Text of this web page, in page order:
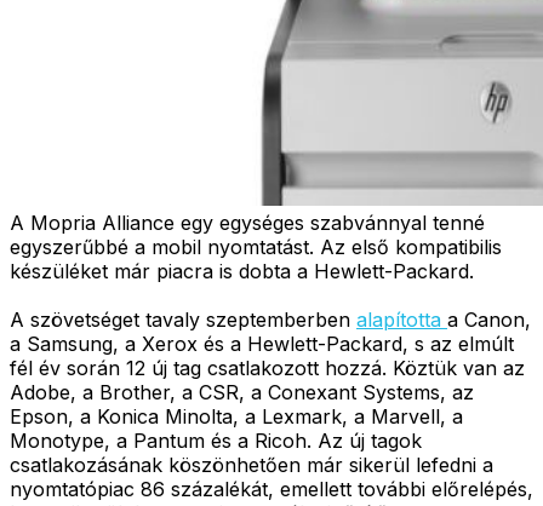
A Mopria Alliance egy egységes szabvánnyal tenné
egyszerűbbé a mobil nyomtatást. Az első kompatibilis
készüléket már piacra is dobta a Hewlett-Packard.
A szövetséget tavaly szeptemberben alapította a Canon,
a Samsung, a Xerox és a Hewlett-Packard, s az elmúlt
fél év során 12 új tag csatlakozott hozzá. Köztük van az
Adobe, a Brother, a CSR, a Conexant Systems, az
Epson, a Konica Minolta, a Lexmark, a Marvell, a
Monotype, a Pantum és a Ricoh. Az új tagok
csatlakozásának köszönhetően már sikerül lefedni a
nyomtatópiac 86 százalékát, emellett további előrelépés,